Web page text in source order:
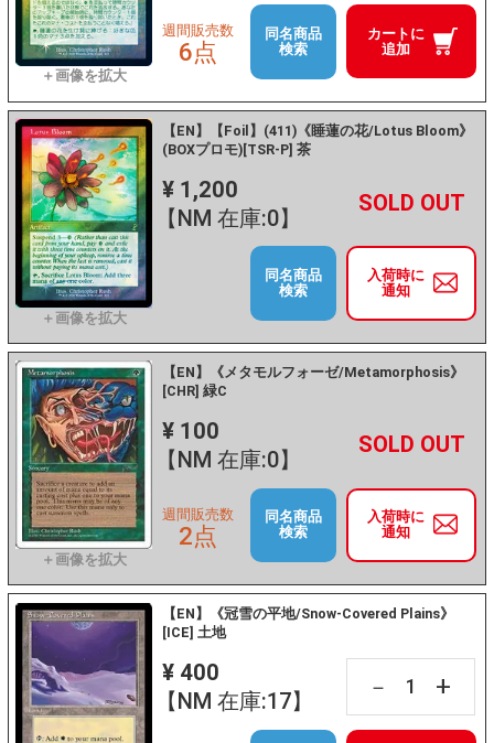
カートに
追加
週間販売数
6点
同名商品
検索
【EN】【Foil】(411)《睡蓮の花/Lotus Bloom》
(BOXプロモ)[TSR-P] 茶
¥ 1,200
【NM 在庫:0】
－ +
入荷時に
通知
同名商品
検索
【EN】《メタモルフォーゼ/Metamorphosis》
[CHR] 緑C
¥ 100
【NM 在庫:0】
－ +
入荷時に
通知
週間販売数
2点
同名商品
検索
【EN】《冠雪の平地/Snow-Covered Plains》
[ICE] 土地
¥ 400
【NM 在庫:17】
－ +